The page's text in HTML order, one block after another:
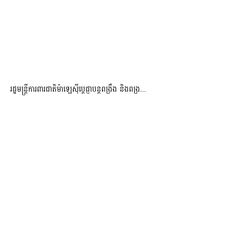
រដ្ឋមន្ត្រីការពារជាតិម៉ាឡេស៊ីប្ដេជ្ញាបន្តពង្រឹង និងពង្រ...